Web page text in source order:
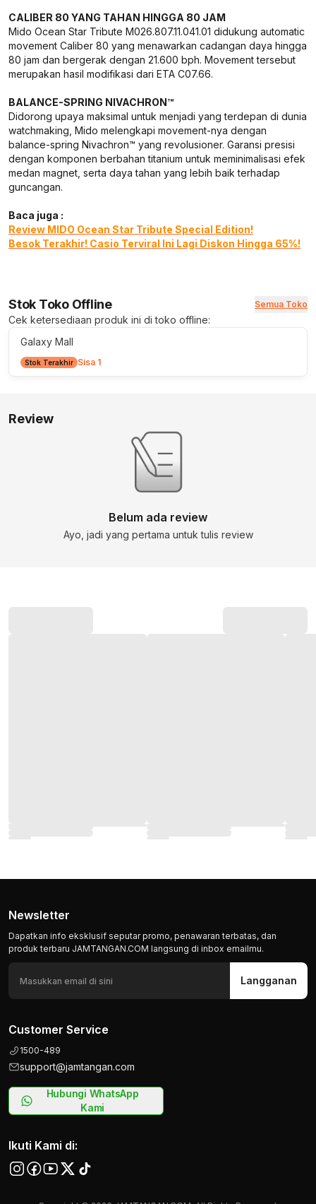
Newsletter
Dapatkan info eksklusif seputar promo, penawaran terbatas, dan
produk terbaru JAMTANGAN.COM langsung di inbox emailmu.
Langganan
Customer Service
1500-489
support@jamtangan.com
Hubungi WhatsApp
Kami
Ikuti Kami di:
CALIBER 80 YANG TAHAN HINGGA 80 JAM
Mido Ocean Star Tribute M026.807.11.041.01 didukung automatic
movement Caliber 80 yang menawarkan cadangan daya hingga
80 jam dan bergerak dengan 21.600 bph. Movement tersebut
merupakan hasil modifikasi dari ETA C07.66.
BALANCE-SPRING NIVACHRON™
Didorong upaya maksimal untuk menjadi yang terdepan di dunia
watchmaking, Mido melengkapi movement-nya dengan
balance-spring Nivachron™ yang revolusioner. Garansi presisi
dengan komponen berbahan titanium untuk meminimalisasi efek
medan magnet, serta daya tahan yang lebih baik terhadap
guncangan.
Baca juga :
Review MIDO Ocean Star Tribute Special Edition!
Besok Terakhir! Casio Terviral Ini Lagi Diskon Hingga 65%!
Stok Toko Offline Semua Toko
Cek ketersediaan produk ini di toko offline:
Galaxy Mall
Stok Terakhir Sisa 1
Review
Belum ada review
Ayo, jadi yang pertama untuk tulis review